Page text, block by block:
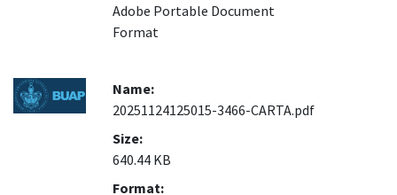
Adobe Portable Document
Format
Name:
20251124125015-3466-CARTA.pdf
Size:
640.44 KB
Format: